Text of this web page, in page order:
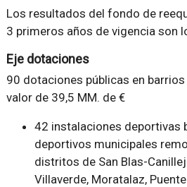
Los resultados del fondo de
3 primeros años de vigencia son
Eje dotaciones
90 dotaciones públicas en barrios
valor de 39,5 MM. de €
42 instalaciones deportivas
deportivos municipales
distritos de San Blas-
Villaverde, Moratalaz,